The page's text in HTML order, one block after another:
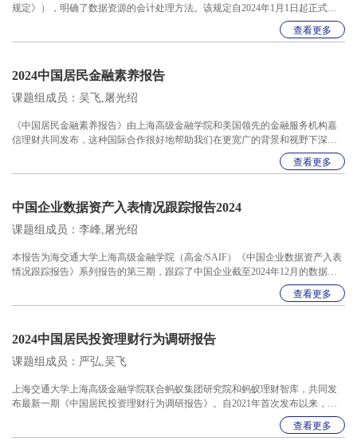
规定》），明确了数据资源的会计处理方法。该规定自2024年1月1日起正式实
施。为持续跟踪该规定的落实情况，上海高级金融学院（SAIF）撰写的《中国
企业数据资产入表跟踪报告》已连续发布三期，累计覆盖上市公司、非上市企
讲席教授李峰领衔高金智库数据资产研究课题组对中国企业当前数据资产入表
实践进展展开全面梳理和分析。2024年年报为该政策实施后上市公司第一次年
报发布，本期报
查看更多
2024中国居民金融素养报告
课题组成员：吴飞,屠光绍
《中国居民金融素养报告》由上海高级金融学院和美国领先的金融服务机构嘉
信理财共同发布，这种国际合作很好地帮助我们在更宽广的背景和视野下深化
研究。报告全方位揭示了中国居民家庭的金融素养状况，展现了国民对金融教
育的多元化诉求，为我们在未来更好地优化金融教育、满足不同居民家庭对财
查看更多
中国企业数据资产入表情况跟踪报告2024
课题组成员：李峰,屠光绍
本报告为海交通大学上海高级金融学院（高金/SAIF）《中国企业数据资产入表
情况跟踪报告》系列报告的第三期，跟踪了中国企业截至2024年12月的数据资
产入表情况。2023年8月，财政部发布《企业数据资源相关会计处理暂行规定》
（以下简称《暂行规定》），明确了数据资源的会计处理方法，该规定自2024
梳理和分析。
查看更多
2024中国居民投资理财行为调研报告
课题组成员：严弘,吴飞
上海交通大学上海高级金融学院联合蚂蚁集团研究院和蚂蚁理财智库，共同发
布最新一期《中国居民投资理财行为调研报告》。自2021年首次发布以来，报
告已经连续四年深入分析中国居民在经济快速发展和金融市场建设进程中的投
查看更多